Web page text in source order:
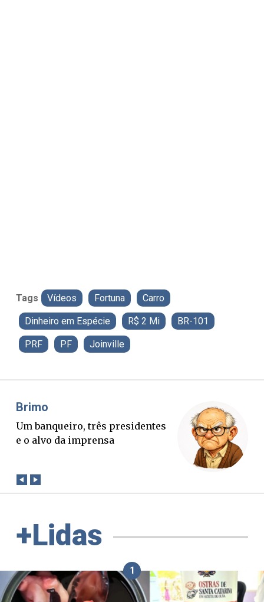
Tags Vídeos Fortuna Carro
Dinheiro em Espécie R$ 2 Mi BR-101
PRF PF Joinville
Misael Elias
O Boato corre mais rápido que a
verdade. Mas quem paga a
+Lidas
1